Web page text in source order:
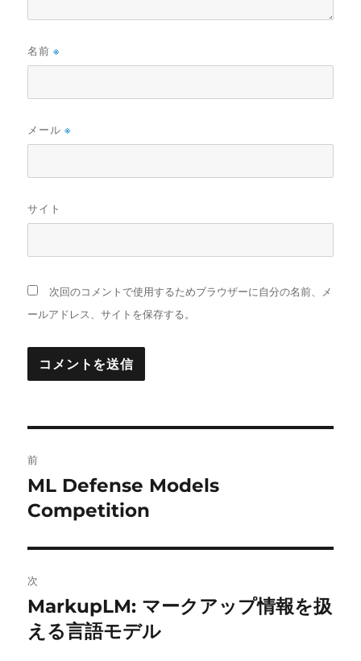
名前※
メール※
サイト
次回のコメントで使用するためブラウザーに自分の名前、メ
ールアドレス、サイトを保存する。
稿
ナ
ビ
ゲ
ー
シ
前
前
の
稿:
ML Defense Models
Competition
次
次
の
MarkupLM: マークアップ情報を扱
える言語モデル